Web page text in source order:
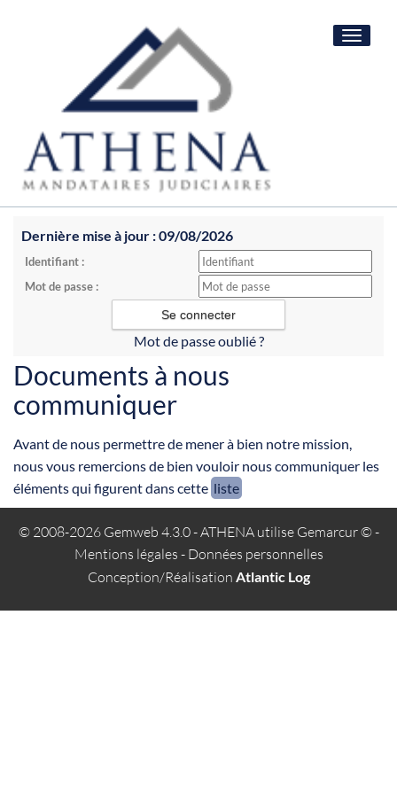
Toggle
Dernière mise à jour : 09/08/2026
Identifiant :
Mot de passe :
Mot de passe oublié ?
Documents à nous
communiquer
Avant de nous permettre de mener à bien notre mission,
nous vous remercions de bien vouloir nous communiquer les
éléments qui figurent dans cette liste
© 2008-2026 Gemweb 4.3.0- ATHENA utilise Gemarcur ©-
Mentions légales - Données personnelles
Conception/Réalisation Atlantic Log